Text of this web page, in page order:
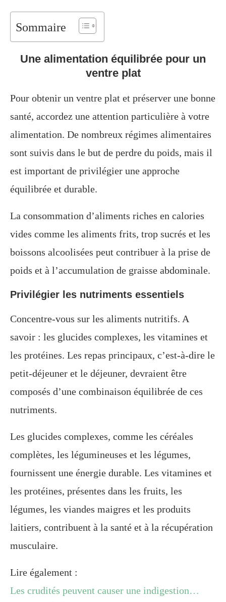
Sommaire
Une alimentation équilibrée pour un
ventre plat
Pour obtenir un ventre plat et préserver une bonne
santé, accordez une attention particulière à votre
alimentation. De nombreux régimes alimentaires
sont suivis dans le but de perdre du poids, mais il
est important de privilégier une approche
équilibrée et durable.
La consommation d’aliments riches en calories
vides comme les aliments frits, trop sucrés et les
boissons alcoolisées peut contribuer à la prise de
poids et à l’accumulation de graisse abdominale.
Privilégier les nutriments essentiels
Concentre-vous sur les aliments nutritifs. A
savoir : les glucides complexes, les vitamines et
les protéines. Les repas principaux, c’est-à-dire le
petit-déjeuner et le déjeuner, devraient être
composés d’une combinaison équilibrée de ces
nutriments.
Les glucides complexes, comme les céréales
complètes, les légumineuses et les légumes,
fournissent une énergie durable. Les vitamines et
les protéines, présentes dans les fruits, les
légumes, les viandes maigres et les produits
laitiers, contribuent à la santé et à la récupération
musculaire.
Lire également :
Les crudités peuvent causer une indigestion…